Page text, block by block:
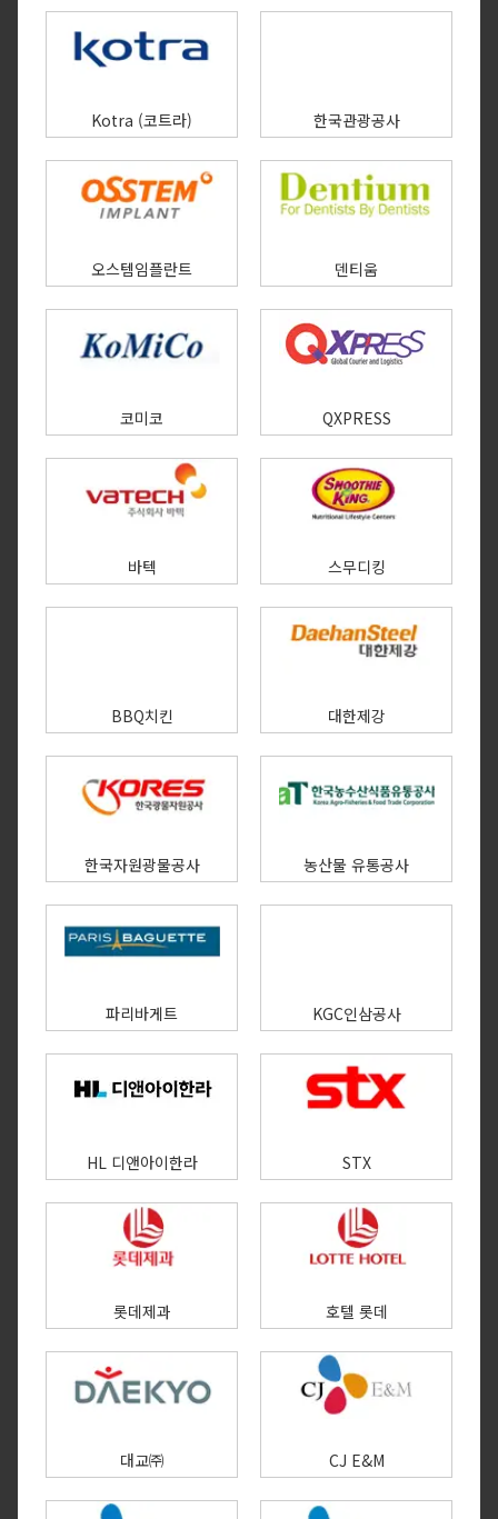
Kotra (코트라) 한국관광공사
오스템임플란트 덴티움
코미코 QXPRESS
바텍 스무디킹
BBQ치킨 대한제강
한국자원광물공사 농산물 유통공사
파리바게트 KGC인삼공사
HL 디앤아이한라 STX
롯데제과 호텔 롯데
대교㈜ CJ E&M